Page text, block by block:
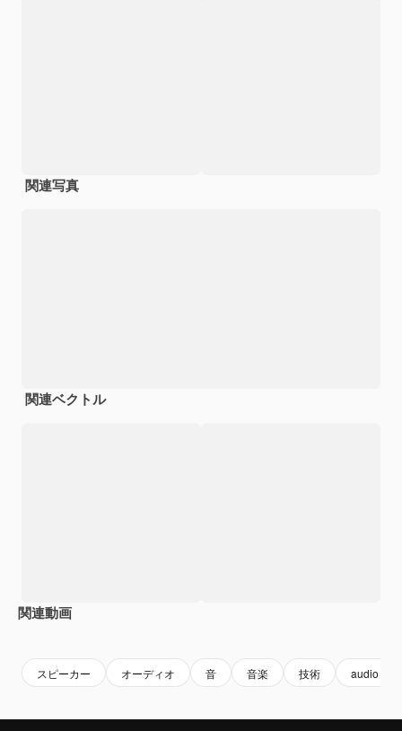
関連写真
関連ベクトル
関連動画
スピーカー オーディオ 音 音楽 技術 audio